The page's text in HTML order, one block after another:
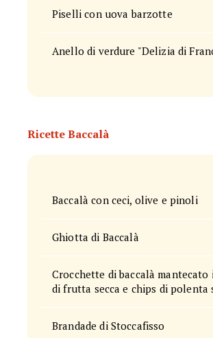
Piselli con uova barzotte
Anello di verdure "Delizia di
Ricette Baccalà
Baccalà con ceci, olive e pinoli
Ghiotta di Baccalà
Crocchette di baccalà mantecato
di frutta secca e chips di polenta
Brandade di Stoccafisso